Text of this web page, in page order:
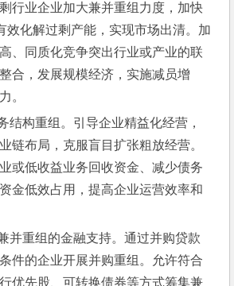
行业企业加大兼并重组力度，加快
效化解过剩产能，实现市场出清。加
、同质化竞争突出行业或产业的联
合，发展规模经济，实施减员增
。
结构重组。引导企业精益化经营，
链布局，克服盲目扩张粗放经营。
或低收益业务回收资金、减少债务
金低效占用，提高企业运营效率和
并重组的金融支持。通过并购贷款
件的企业开展并购重组。允许符合
优先股、可转换债券等方式筹集兼